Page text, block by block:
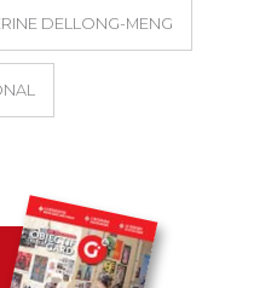
DELLONG-MENG